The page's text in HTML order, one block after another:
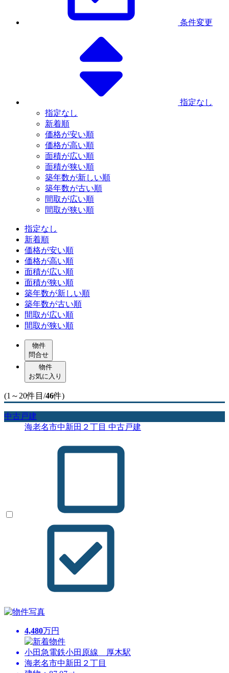
条件変更
指定なし
指定なし
新着順
価格が安い順
価格が高い順
面積が広い順
面積が狭い順
築年数が新しい順
築年数が古い順
間取が広い順
間取が狭い順
指定なし
新着順
価格が安い順
価格が高い順
面積が広い順
面積が狭い順
築年数が新しい順
築年数が古い順
間取が広い順
間取が狭い順
物件
問合せ
物件
お気に入り
(1～20件目/46件)
中古戸建
海老名市中新田２丁目 中古戸建
4,480万円
小田急電鉄小田原線 厚木駅
海老名市中新田２丁目